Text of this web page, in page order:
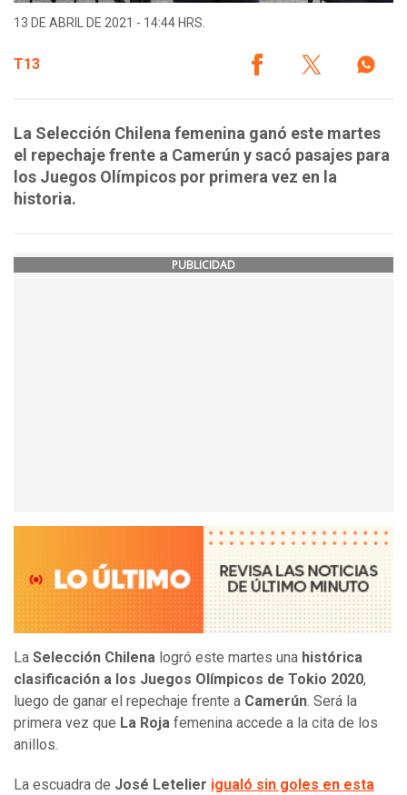
13 DE ABRIL DE 2021 - 14:44 HRS.
T13
La Selección Chilena femenina ganó este martes
el repechaje frente a Camerún y sacó pasajes para
los Juegos Olímpicos por primera vez en la
historia.
PUBLICIDAD
La Selección Chilena logró este martes una histórica
clasificación a los Juegos Olímpicos de Tokio 2020,
luego de ganar el repechaje frente a Camerún. Será la
primera vez que La Roja femenina accede a la cita de los
anillos.
La escuadra de José Letelier igualó sin goles en esta